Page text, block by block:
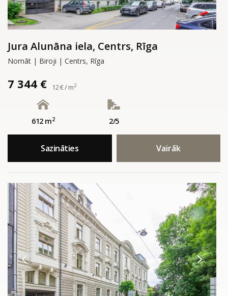
Jura Alunāna iela, Centrs, Rīga
Nomāt | Biroji | Centrs, Rīga
7 344 € 12 € / m2
612 m2 2/5
Sazināties Vairāk